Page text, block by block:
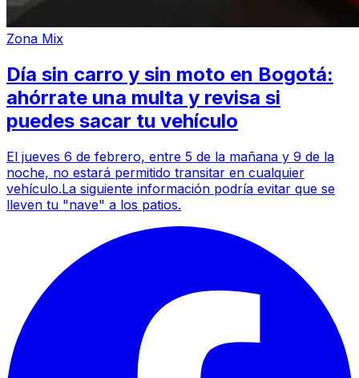
Zona Mix
Día sin carro y sin moto en Bogotá:
ahórrate una multa y revisa si
puedes sacar tu vehículo
El jueves 6 de febrero, entre 5 de la mañana y 9 de la
noche, no estará permitido transitar en cualquier
vehículo.La siguiente información podría evitar que se
lleven tu "nave" a los patios.